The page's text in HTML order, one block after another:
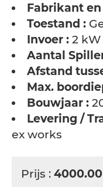
Fabrikant
Toestand :
Invoer : 2 kW
Aantal
Afstand
Max.
Bouwjaar :
Levering /
ex works
Prijs : 4000.00